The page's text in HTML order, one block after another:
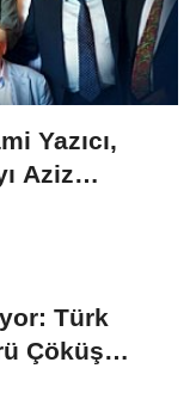
Yazıcı,
Aziz
Türk
Çöküş